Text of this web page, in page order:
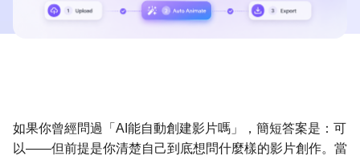
如果你曾經問過「AI能自動創建影片嗎」，簡短答案是：可
以——但前提是你清楚自己到底想問什麼樣的影片創作。當